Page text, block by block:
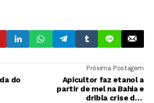
do
Próxima Postagem
Apicultor faz etanol a
partir de mel na Bahia e
dribla crise dos